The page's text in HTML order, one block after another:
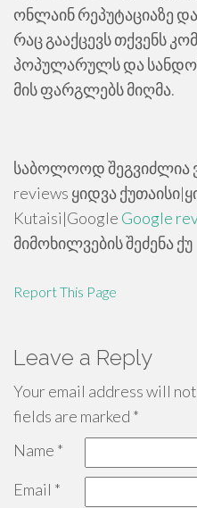
ონლაინ რეპუტაციაზე
რაც გააქცევს თქვენს
პოპულარულს და
მის ფარგლებს მიღმა.
საბოლოოდ შეგვიძლია
reviews ყიდვა
Kutaisi|Google Google
მიმოხილვების შეძენა ქუ
Report This Page
Leave a Reply
Your email address will
fields are marked *
Name *
Email *